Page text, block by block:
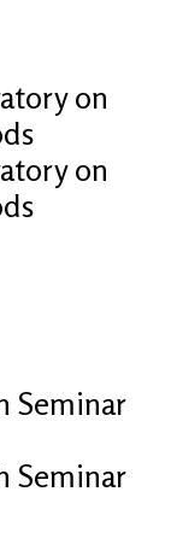
on
on
Seminar
Seminar